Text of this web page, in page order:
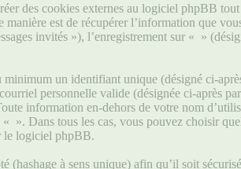
des cookies externes au logiciel phpBB
est de récupérer l’information que
invités »), l’enregistrement sur « »
un identifiant unique (désigné ci-
personnelle valide (désignée ci-après
information en-dehors de votre nom
« ». Dans tous les cas, vous pouvez choisir
le logiciel phpBB.
(hashage à sens unique) afin qu’il soit